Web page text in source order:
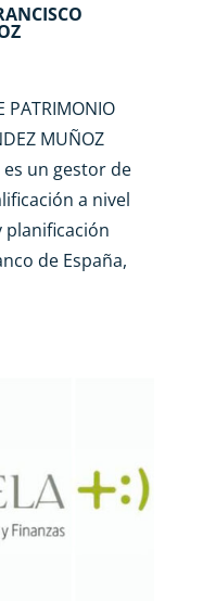
PATRIMONIO
MUÑOZ
un gestor de
a nivel
planificación
de España,